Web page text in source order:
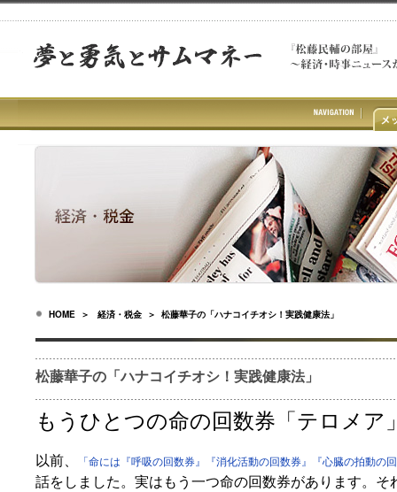
HOME ＞ 経済・税金 ＞ 松藤華子の「ハナコイチオシ！実践健康法」
松藤華子の「ハナコイチオシ！実践健康法」
もうひとつの命の回数券「テロメア
以前、 「命には『呼吸の回数券』『消化活動の回数券』『心臓の拍動の
話をしました。実はもう一つ命の回数券があります。そ